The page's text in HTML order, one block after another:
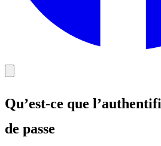
Qu’est-ce que
de passe